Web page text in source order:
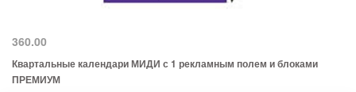
360.00
Квартальные календари МИДИ с 1 рекламным полем и блоками
ПРЕМИУМ